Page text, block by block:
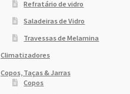
Refratário de vidro
Saladeiras de Vidro
Travessas de Melamina
Climatizadores
Copos, Taças & Jarras
Copos